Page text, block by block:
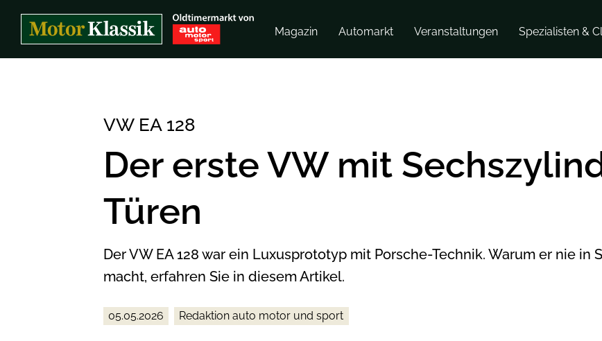
Magazin Automarkt Veranstaltungen Spezialisten &
VW EA 128
Der erste VW mit
Türen
Der VW EA 128 war ein Luxusprototyp mit Porsche-Technik. Warum er nie in
macht, erfahren Sie in diesem Artikel.
05.05.2026 Redaktion auto motor und sport